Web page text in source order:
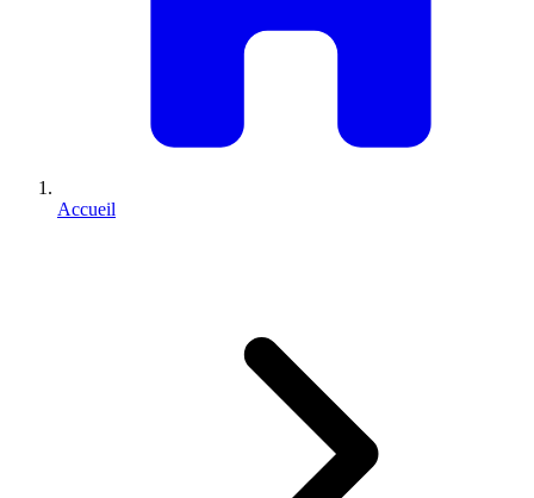
Accueil